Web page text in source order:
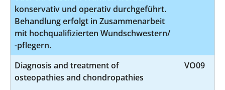
konservativ und operativ durchgeführt.
Behandlung erfolgt in Zusammenarbeit
mit hochqualifizierten Wundschwestern/
-pflegern.
Diagnosis and treatment of
osteopathies and chondropathies
VO09